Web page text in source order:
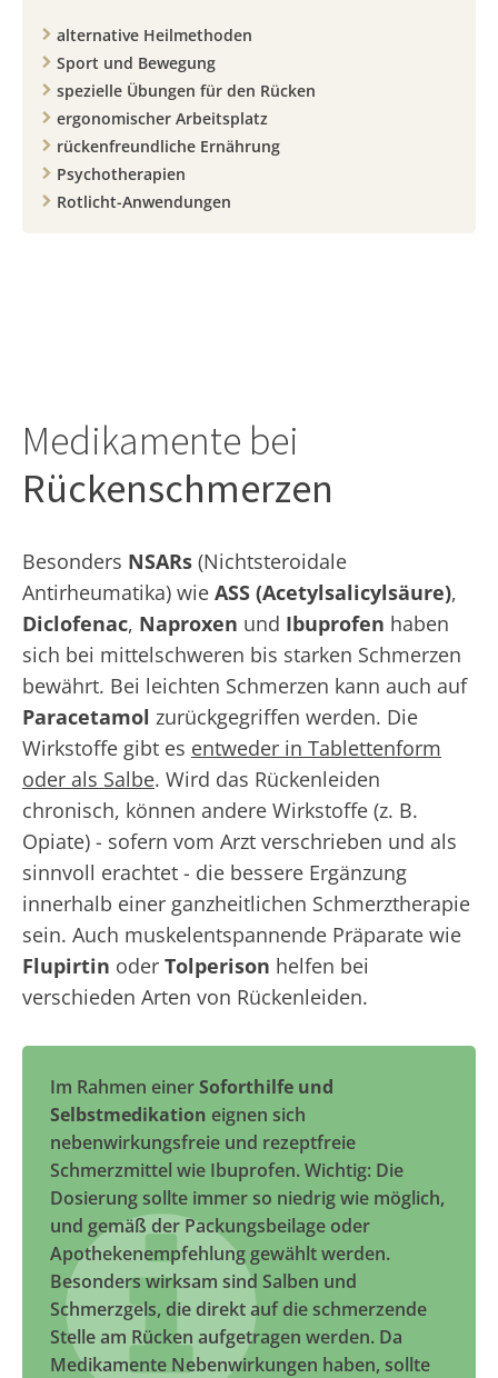
alternative Heilmethoden
Sport und Bewegung
spezielle Übungen für den Rücken
ergonomischer Arbeitsplatz
rückenfreundliche Ernährung
Psychotherapien
Rotlicht-Anwendungen
Medikamente bei
Rückenschmerzen
Besonders NSARs (Nichtsteroidale
Antirheumatika) wie ASS (Acetylsalicylsäure),
Diclofenac, Naproxen und Ibuprofen haben
sich bei mittelschweren bis starken Schmerzen
bewährt. Bei leichten Schmerzen kann auch auf
Paracetamol zurückgegriffen werden. Die
Wirkstoffe gibt es entweder in Tablettenform
oder als Salbe. Wird das Rückenleiden
chronisch, können andere Wirkstoffe (z. B.
Opiate) - sofern vom Arzt verschrieben und als
sinnvoll erachtet - die bessere Ergänzung
innerhalb einer ganzheitlichen Schmerztherapie
sein. Auch muskelentspannende Präparate wie
Flupirtin oder Tolperison helfen bei
verschieden Arten von Rückenleiden.
Im Rahmen einerSoforthilfe und
Selbstmedikation eignen sich
nebenwirkungsfreie und rezeptfreie
Schmerzmittel wie Ibuprofen. Wichtig: Die
Dosierung sollte immer so niedrig wie möglich,
und gemäß der Packungsbeilage oder
Apothekenempfehlung gewählt werden.
Besonders wirksam sind Salben und
Schmerzgels, die direkt auf die schmerzende
Stelle am Rücken aufgetragen werden. Da
Medikamente Nebenwirkungen haben, sollte